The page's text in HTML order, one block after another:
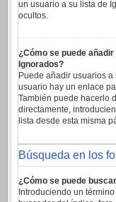
un usuario a su lista de
ocultos.
¿Cómo se puede
Ignorados?
Puede añadir usuarios
usuario hay un enlace
También puede hacerlo
directamente,
lista desde esta misma
Búsqueda en los
¿Cómo se puede
Introduciendo un